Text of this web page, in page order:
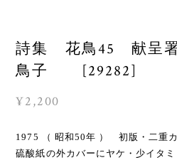
詩集 花鳥45 献呈
鳥子 [29282]
¥2,200
1975 （ 昭和50年 ） 初版・二重
硫酸紙の外カバーにヤケ・少